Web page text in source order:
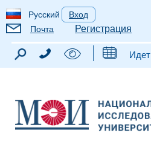
Русский
Вход
Почта
Регистрация
Идет